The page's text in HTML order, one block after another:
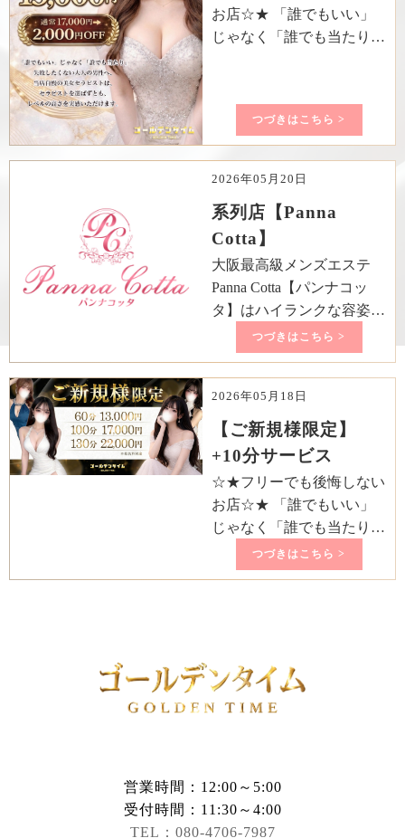
お店☆★ 「誰でもいい」
じゃなく「誰でも当たり」
ストは、 セラピストを選
ばずとも、レベルの高さを
実感いただけます。 フリ
ーのご利用でも 一定以上
ます。 迷った方におすす
め！！
つづきはこちら >
2026年05月20日
系列店【Panna
Cotta】
大阪最高級メンズエステ
Panna Cotta【パンナコッ
タ】はハイランクな容姿は
もちろん、当店オリジナル
の施術・オイル・おもてな
し・接客にこだわり、選ば
れた美女のみを採用してい
ます。店選びに迷った日、
確実に癒やされたい日はぜ
ひご利用ください。“最高
級店だからこその価値”を
提供致します。https:/
つづきはこちら >
2026年05月18日
【ご新規様限定】
+10分サービス
☆★フリーでも後悔しない
お店☆★ 「誰でもいい」
じゃなく「誰でも当たり」
失敗したくない大人の男性
へ、当店自慢の美女セラピ
ーのご利用でも 一定以上
のクオリティを保証してい
ます。 ★ご新規様限定★
つづきはこちら >
営業時間：12:00～5:00
受付時間：11:30～4:00
TEL：080-4706-7987